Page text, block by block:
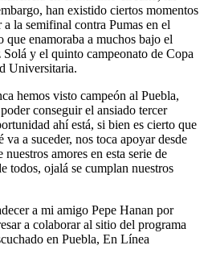
han existido ciertos momentos
la semifinal contra Pumas en el
enamoraba a muchos bajo el
y el quinto campeonato de Copa
Universitaria.
hemos visto campeón al Puebla,
conseguir el ansiado tercer
ahí está, si bien es cierto que
va a suceder, nos toca apoyar desde
amores en esta serie de
todos, ojalá se cumplan nuestros
a mi amigo Pepe Hanan por
a colaborar al sitio del programa
en Puebla, En Línea